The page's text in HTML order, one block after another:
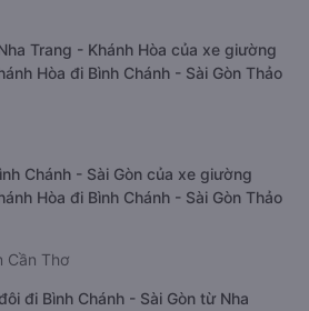
Trang - Khánh Hòa của xe giường
Hòa đi Bình Chánh - Sài Gòn Thảo
Chánh - Sài Gòn của xe giường
Hòa đi Bình Chánh - Sài Gòn Thảo
Cần Thơ
đi Bình Chánh - Sài Gòn từ Nha